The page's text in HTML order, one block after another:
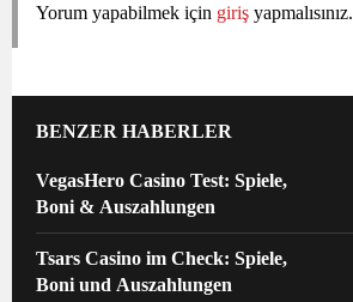
Yorum yapabilmek için giriş yapmalısınız.
BENZER HABERLER
VegasHero Casino Test: Spiele,
Boni & Auszahlungen
Tsars Casino im Check: Spiele,
Boni und Auszahlungen